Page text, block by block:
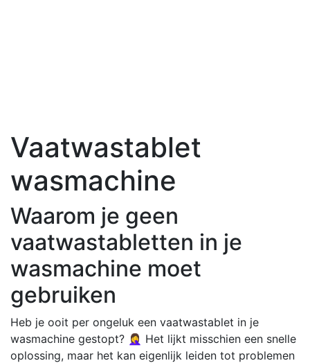
Vaatwastablet
wasmachine
Waarom je geen
vaatwastabletten in je
wasmachine moet
gebruiken
Heb je ooit per ongeluk een vaatwastablet in je
wasmachine gestopt? 🤦‍♀️ Het lijkt misschien een snelle
oplossing, maar het kan eigenlijk leiden tot problemen